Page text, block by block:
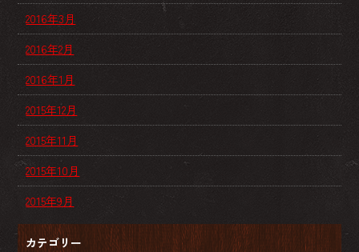
2016年3月
2016年2月
2016年1月
2015年12月
2015年11月
2015年10月
2015年9月
カテゴリー